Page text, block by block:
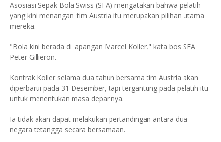
Asosiasi Sepak Bola Swiss (SFA) mengatakan bahwa pelatih
yang kini menangani tim Austria itu merupakan pilihan utama
mereka.
"Bola kini berada di lapangan Marcel Koller," kata bos SFA
Peter Gillieron.
Kontrak Koller selama dua tahun bersama tim Austria akan
diperbarui pada 31 Desember, tapi tergantung pada pelatih itu
untuk menentukan masa depannya.
Ia tidak akan dapat melakukan pertandingan antara dua
negara tetangga secara bersamaan.